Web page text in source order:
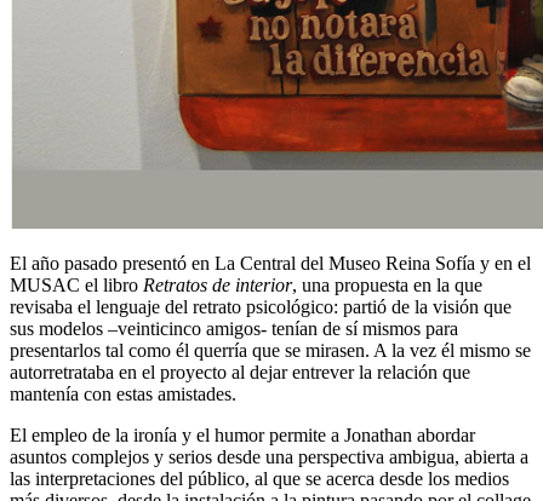
El año pasado presentó en La Central del Museo Reina Sofía y en el
MUSAC el libro Retratos de interior, una propuesta en la que
revisaba el lenguaje del retrato psicológico: partió de la visión que
sus modelos –veinticinco amigos- tenían de sí mismos para
presentarlos tal como él querría que se mirasen. A la vez él mismo se
autorretrataba en el proyecto al dejar entrever la relación que
mantenía con estas amistades.
El empleo de la ironía y el humor permite a Jonathan abordar
asuntos complejos y serios desde una perspectiva ambigua, abierta a
las interpretaciones del público, al que se acerca desde los medios